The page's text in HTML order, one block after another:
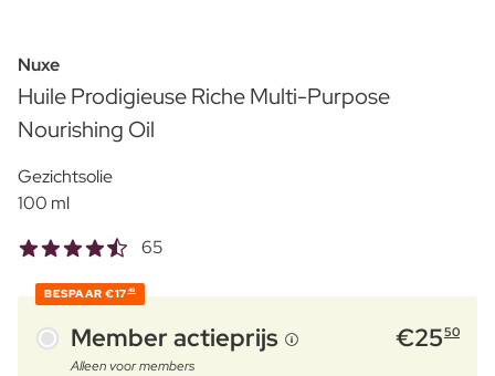
Nuxe
Huile Prodigieuse Riche Multi-Purpose
Nourishing Oil
Gezichtsolie
100 ml
65
BESPAAR €17 49
Member actieprijs €2550
Alleen voor members